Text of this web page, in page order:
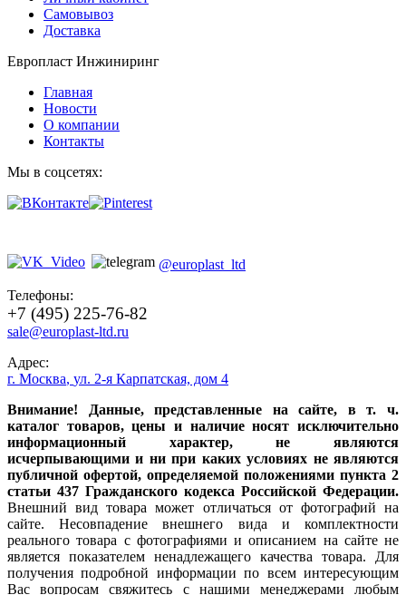
Самовывоз
Доставка
Европласт Инжиниринг
Главная
Новости
О компании
Контакты
Мы в соцсетях:
@europlast_ltd
Телефоны:
+7 (495) 225-76-82
sale@europlast-ltd.ru
Адрес:
г. Москва, ул. 2-я Карпатская, дом 4
Внимание! Данные, представленные на сайте, в т. ч.
каталог товаров, цены и наличие носят исключительно
информационный характер, не являются
исчерпывающими и ни при каких условиях не являются
публичной офертой, определяемой положениями пункта 2
статьи 437 Гражданского кодекса Российской Федерации.
Внешний вид товара может отличаться от фотографий на
сайте. Несовпадение внешнего вида и комплектности
реального товара с фотографиями и описанием на сайте не
является показателем ненадлежащего качества товара. Для
получения подробной информации по всем интересующим
Вас вопросам свяжитесь с нашими менеджерами любым